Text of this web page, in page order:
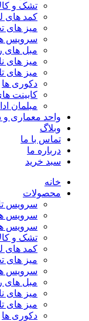
تشک و
کمد های
میز های
سرویس
مبل های
میز های
میز های
دکوری ها
کابینت
مبلمان
واحد معماری و
وبلاگ
تماس با ما
درباره ما
سبد خرید
خانه
محصولات
سرویس
سرویس
سرویس
تشک و
کمد های
میز های
سرویس
مبل های
میز های
میز های
دکوری ها